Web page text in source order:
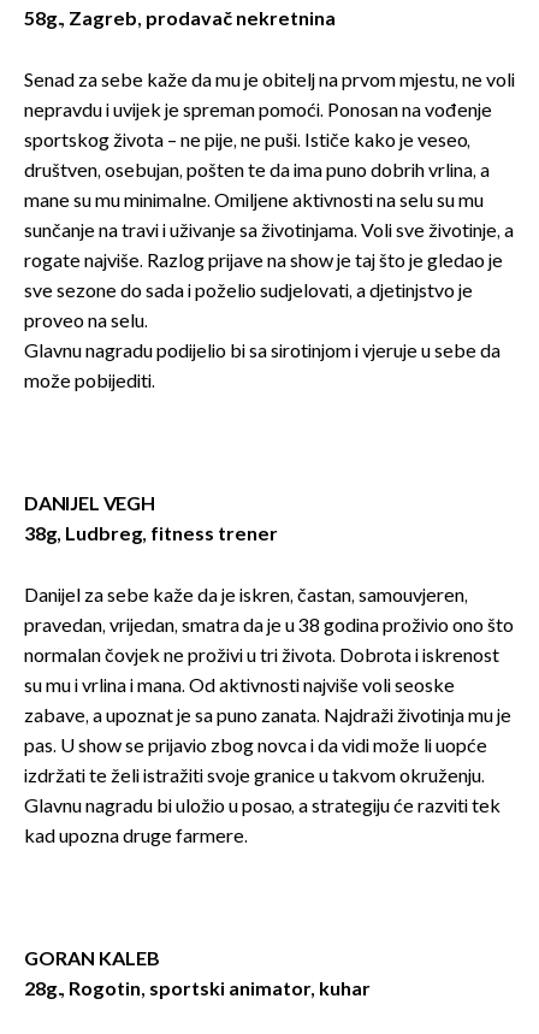
58g., Zagreb, prodavač nekretnina
Senad za sebe kaže da mu je obitelj na prvom mjestu, ne voli
nepravdu i uvijek je spreman pomoći. Ponosan na vođenje
sportskog života – ne pije, ne puši. Ističe kako je veseo,
društven, osebujan, pošten te da ima puno dobrih vrlina, a
mane su mu minimalne. Omiljene aktivnosti na selu su mu
sunčanje na travi i uživanje sa životinjama. Voli sve životinje, a
rogate najviše. Razlog prijave na show je taj što je gledao je
sve sezone do sada i poželio sudjelovati, a djetinjstvo je
proveo na selu.
Glavnu nagradu podijelio bi sa sirotinjom i vjeruje u sebe da
može pobijediti.
DANIJEL VEGH
38g, Ludbreg, fitness trener
Danijel za sebe kaže da je iskren, častan, samouvjeren,
pravedan, vrijedan, smatra da je u 38 godina proživio ono što
normalan čovjek ne proživi u tri života. Dobrota i iskrenost
su mu i vrlina i mana. Od aktivnosti najviše voli seoske
zabave, a upoznat je sa puno zanata. Najdraži životinja mu je
pas. U show se prijavio zbog novca i da vidi može li uopće
izdržati te želi istražiti svoje granice u takvom okruženju.
Glavnu nagradu bi uložio u posao, a strategiju će razviti tek
kad upozna druge farmere.
GORAN KALEB
28g., Rogotin, sportski animator, kuhar